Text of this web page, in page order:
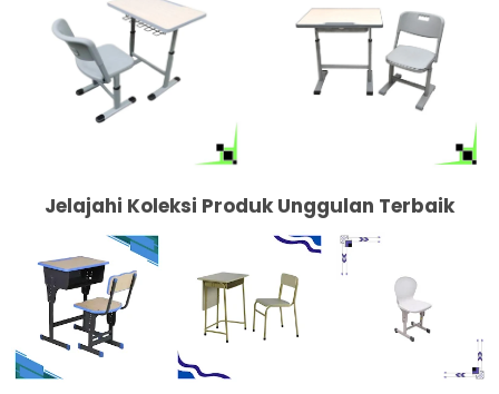
Jelajahi Koleksi Produk Unggulan Terbaik